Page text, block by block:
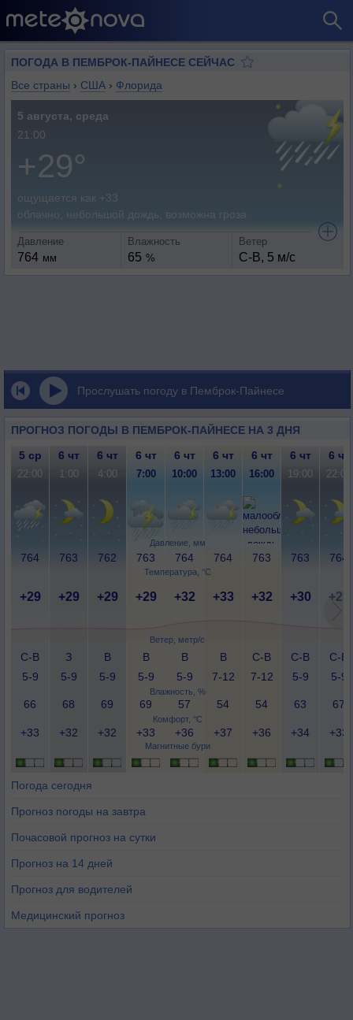
ПОГОДА В ПЕМБРОК-ПАЙНЕСЕ СЕЙЧАС
Все страны › США › Флорида
5 августа, среда
21:00
+29°
ощущается как +33
облачно, небольшой дождь, возможна гроза
Давление
764 мм
Влажность
65 %
Ветер
С-В, 5 м/с
Прослушать погоду в Пемброк-Пайнесе
ПРОГНОЗ ПОГОДЫ В ПЕМБРОК-ПАЙНЕСЕ НА 3 ДНЯ
Давление, мм
Температура, °C
Ветер, метр/с
Влажность, %
Комфорт, °C
Магнитные бури
5 ср 6 чт 6 чт 6 чт 6 чт 6 чт 6 чт 6 чт 6 чт
22:00 1:00 4:00 7:00 10:00 13:00 16:00 19:00 22:00
764 763 762 763 764 764 763 763 764
+29 +29 +29 +29 +32 +33 +32 +30 +29
С-В
5-9
З
5-9
В
5-9
В
5-9
В
5-9
В
7-12
С-В
7-12
С-В
5-9
С-В
5-9
66 68 69 69 57 54 54 63 67
+33 +32 +32 +33 +36 +37 +36 +34 +33
Погода сегодня
Прогноз погоды на завтра
Почасовой прогноз на сутки
Прогноз на 14 дней
Прогноз для водителей
Медицинский прогноз